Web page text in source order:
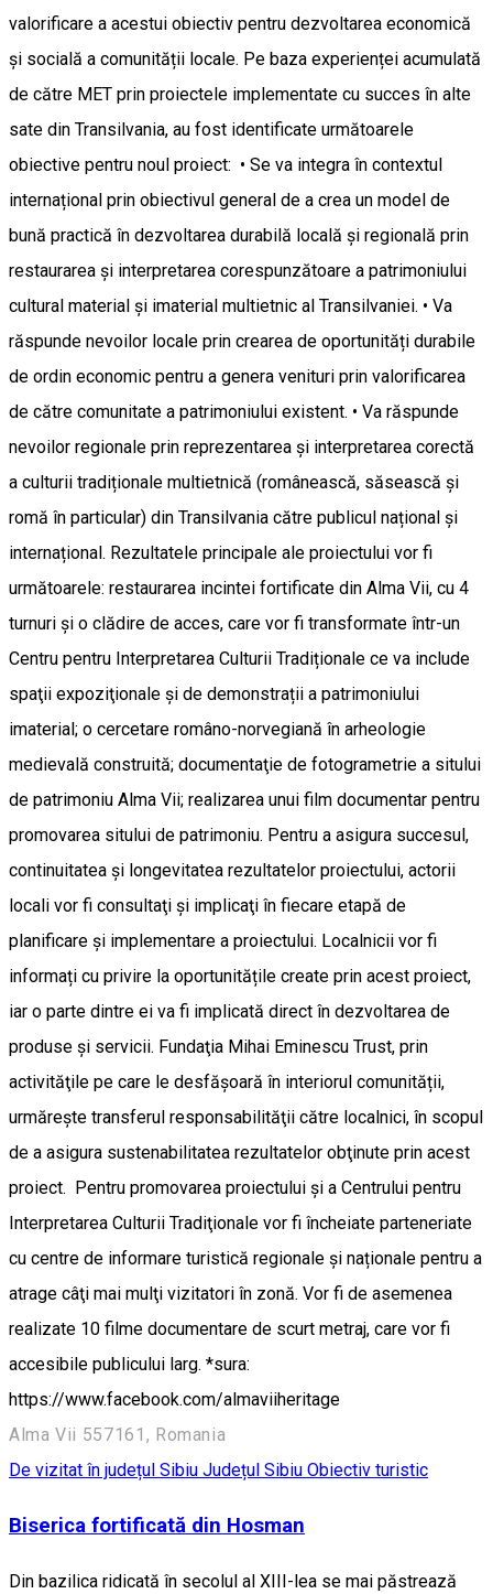
valorificare a acestui obiectiv pentru dezvoltarea economică
și socială a comunității locale. Pe baza experienței acumulată
de către MET prin proiectele implementate cu succes în alte
sate din Transilvania, au fost identificate următoarele
obiective pentru noul proiect: • Se va integra în contextul
internațional prin obiectivul general de a crea un model de
bună practică în dezvoltarea durabilă locală și regională prin
restaurarea și interpretarea corespunzătoare a patrimoniului
cultural material și imaterial multietnic al Transilvaniei. • Va
răspunde nevoilor locale prin crearea de oportunități durabile
de ordin economic pentru a genera venituri prin valorificarea
de către comunitate a patrimoniului existent. • Va răspunde
nevoilor regionale prin reprezentarea și interpretarea corectă
a culturii tradiționale multietnică (românească, săsească și
romă în particular) din Transilvania către publicul național și
internațional. Rezultatele principale ale proiectului vor fi
următoarele: restaurarea incintei fortificate din Alma Vii, cu 4
turnuri şi o clădire de acces, care vor fi transformate într-un
Centru pentru Interpretarea Culturii Tradiționale ce va include
spaţii expoziţionale şi de demonstrații a patrimoniului
imaterial; o cercetare româno-norvegiană în arheologie
medievală construită; documentaţie de fotogrametrie a sitului
de patrimoniu Alma Vii; realizarea unui film documentar pentru
promovarea sitului de patrimoniu. Pentru a asigura succesul,
continuitatea și longevitatea rezultatelor proiectului, actorii
locali vor fi consultaţi şi implicaţi în fiecare etapă de
planificare și implementare a proiectului. Localnicii vor fi
informați cu privire la oportunitățile create prin acest proiect,
iar o parte dintre ei va fi implicată direct în dezvoltarea de
produse și servicii. Fundaţia Mihai Eminescu Trust, prin
activităţile pe care le desfășoară în interiorul comunității,
urmăreşte transferul responsabilităţii către localnici, în scopul
de a asigura sustenabilitatea rezultatelor obţinute prin acest
proiect. Pentru promovarea proiectului şi a Centrului pentru
Interpretarea Culturii Tradiţionale vor fi încheiate parteneriate
cu centre de informare turistică regionale și naționale pentru a
atrage câţi mai mulţi vizitatori în zonă. Vor fi de asemenea
realizate 10 filme documentare de scurt metraj, care vor fi
accesibile publicului larg. *sura:
https://www.facebook.com/almaviiheritage
Alma Vii 557161, Romania
De vizitat în județul Sibiu Județul Sibiu Obiectiv turistic
Biserica fortificată din Hosman
Din bazilica ridicată în secolul al XIII-lea se mai păstrează